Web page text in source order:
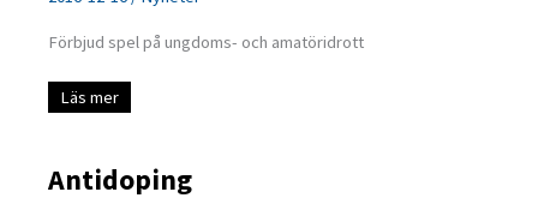
Förbjud spel på ungdoms- och amatöridrott
Matchfixing
Läs mer
Antidoping